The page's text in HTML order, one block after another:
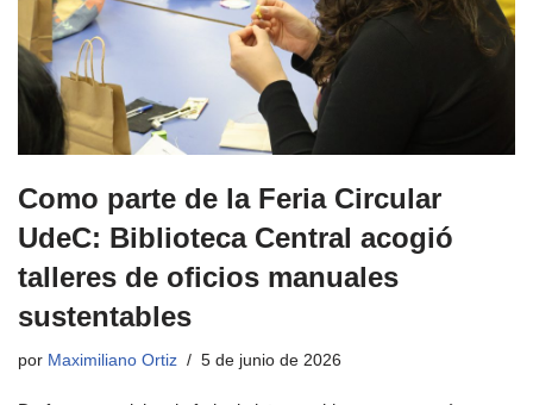
Como parte de la Feria Circular
UdeC: Biblioteca Central acogió
talleres de oficios manuales
sustentables
por Maximiliano Ortiz 5 de junio de 2026